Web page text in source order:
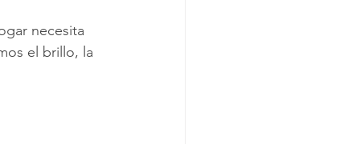
necesita
el brillo, la